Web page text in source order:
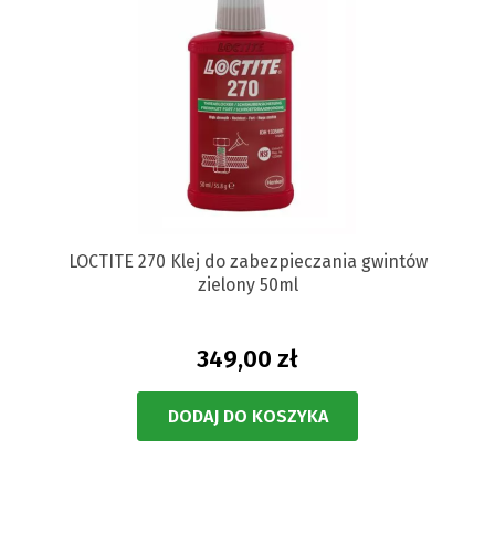
LOCTITE 270 Klej do zabezpieczania gwintów
zielony 50ml
349,00 zł
DODAJ DO KOSZYKA